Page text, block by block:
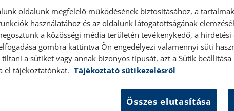
ügyfélfogadás
ügyfélszolgálatunk telefonon történő előzetes időpontegyeztetés
oldalunk megfelelő működésének biztosításához, a
használatához és az oldalunk látogatottságának
a közösségi média területén tevékenykedő, a hirdetési
gombra kattintva Ön engedélyezi valamennyi süti
tiltani a sütiket vagy annak bizonyos típusát, azt a Sütik
el tájékoztatónkat. Tájékoztató sütikezelésről
Összes elutasítása